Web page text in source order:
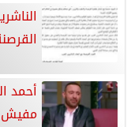
أحمد
مفيش